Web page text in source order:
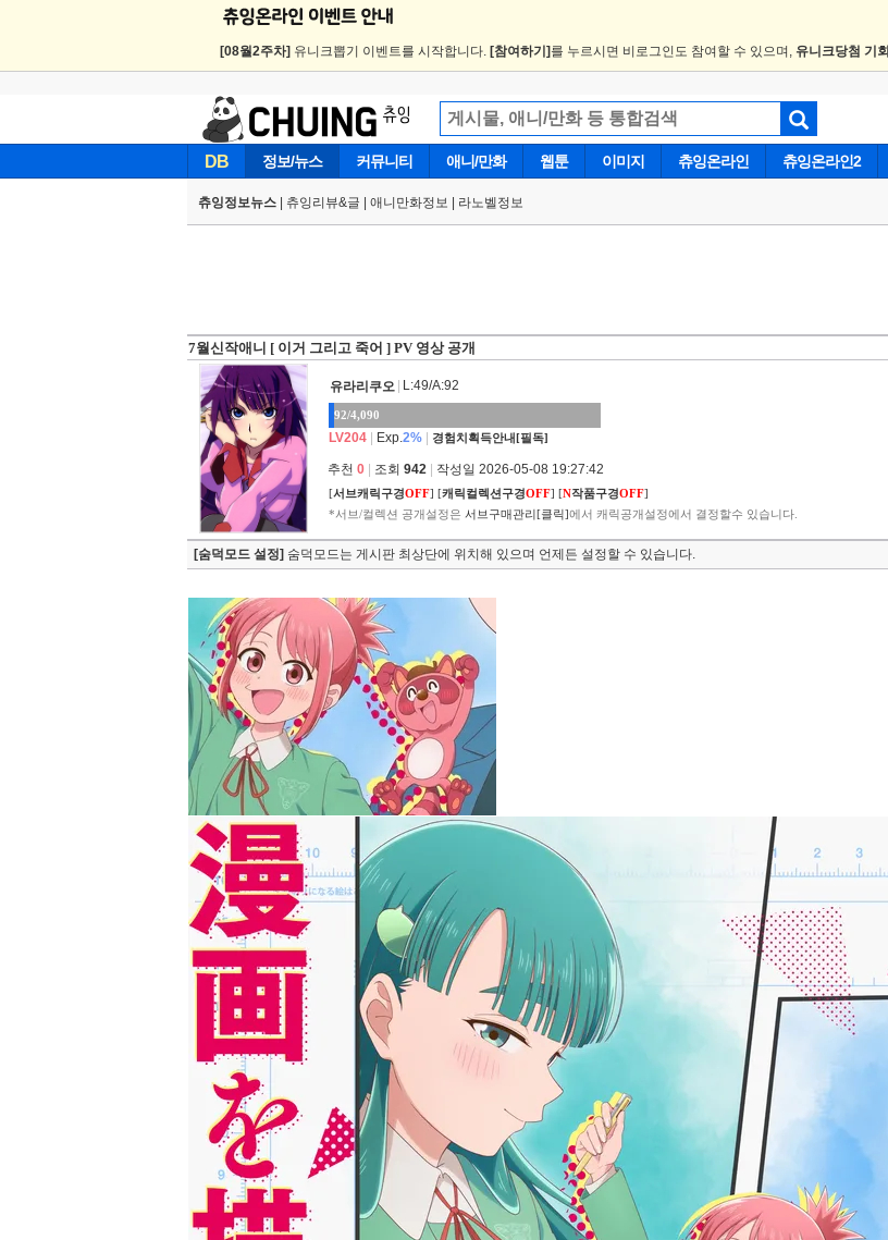
[08월2주차] 유니크뽑기 이벤트를 시작합니다. [참여하기] 를 누르시면 비로그인도 참여할 수 있으며, 유니크당첨 기회
DB 정보/뉴스 커뮤니티 애니/만화 웹툰 이미지 츄잉온라인 츄잉온라인2
츄잉정보뉴스 츄잉리뷰&글 애니만화정보 라노벨정보
7월신작애니 [ 이거 그리고 죽어 ] PV 영상 공개
유라리쿠오 L:49/A:92
92/4,090
LV204 Exp.2% 경험치획득안내[필독]
추천 0 조회 942 작성일 2026-05-08 19:27:42
[서브캐릭구경OFF] [캐릭컬렉션구경OFF] [N작품구경OFF]
*서브/컬렉션 공개설정은 서브구매관리[클릭]에서 캐릭공개설정에서 결정할수 있습니다.
[숨덕모드 설정] 숨덕모드는 게시판 최상단에 위치해 있으며 언제든 설정할 수 있습니다.